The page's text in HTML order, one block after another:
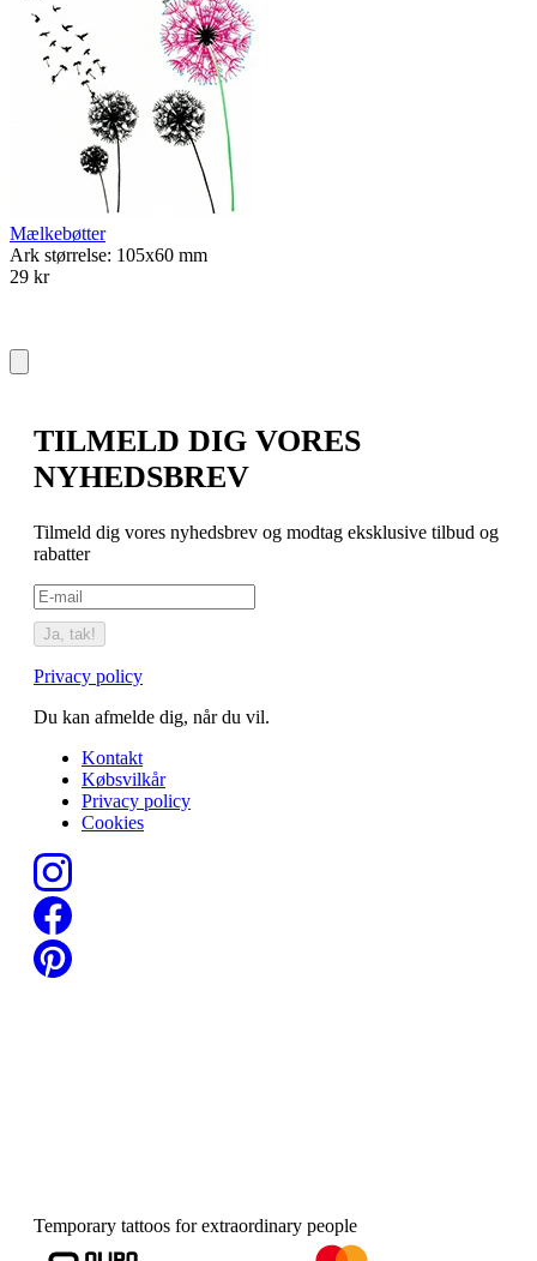
Mælkebøtter
Ark størrelse: 105x60 mm
29 kr
TILMELD DIG VORES
NYHEDSBREV
Tilmeld dig vores nyhedsbrev og modtag eksklusive tilbud og
rabatter
Ja, tak!
Privacy policy
Du kan afmelde dig, når du vil.
Kontakt
Købsvilkår
Privacy policy
Cookies
Temporary tattoos for extraordinary people